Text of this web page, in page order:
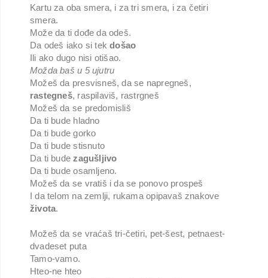
Kartu za oba smera, i za tri smera, i za četiri
smera.
Može da ti dođe da odeš.
Da odeš iako si tekdošao
Ili ako dugo nisi otišao.
Možda baš u 5 ujutru
Možeš da presvisneš, da se napregneš,
rastegneš, raspilaviš, rastrgneš
Možeš da se predomisliš
Da ti bude hladno
Da ti bude gorko
Da ti bude stisnuto
Da ti budezagušljivo
Da ti bude osamljeno.
Možeš da se vratiš i da se ponovo prospeš
I da telom na zemlji, rukama opipavaš znakove
života.
Možeš da se vraćaš tri-četiri, pet-šest, petnaest-
dvadeset puta
Tamo-vamo.
Hteo-ne hteo